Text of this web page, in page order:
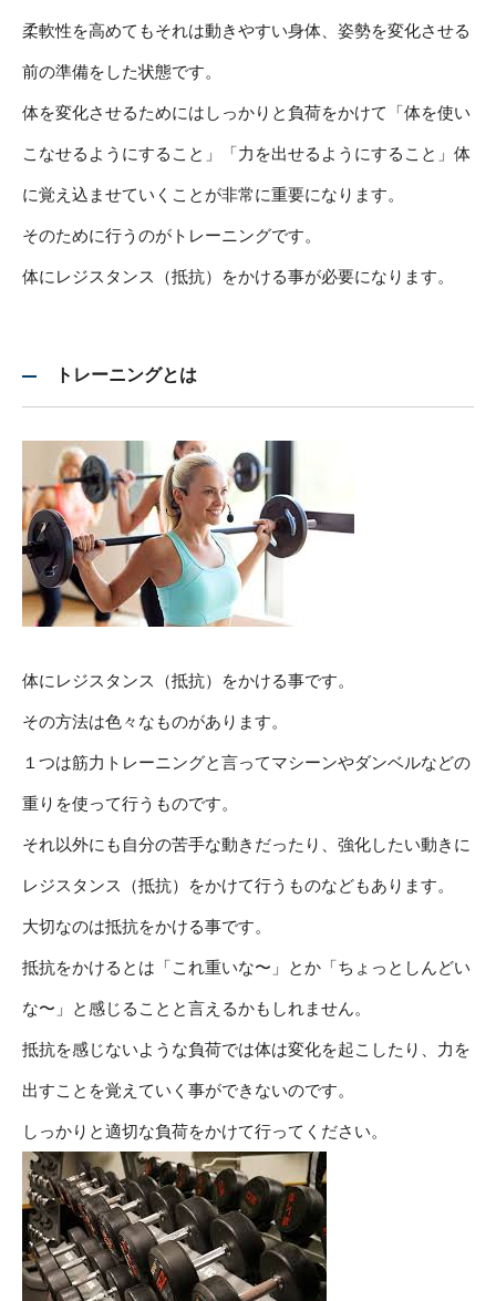
柔軟性を高めてもそれは動きやすい身体、姿勢を変化させる
前の準備をした状態です。
体を変化させるためにはしっかりと負荷をかけて「体を使い
こなせるようにすること」「力を出せるようにすること」体
に覚え込ませていくことが非常に重要になります。
そのために行うのがトレーニングです。
体にレジスタンス（抵抗）をかける事が必要になります。
トレーニングとは
体にレジスタンス（抵抗）をかける事です。
その方法は色々なものがあります。
１つは筋力トレーニングと言ってマシーンやダンベルなどの
重りを使って行うものです。
それ以外にも自分の苦手な動きだったり、強化したい動きに
レジスタンス（抵抗）をかけて行うものなどもあります。
大切なのは抵抗をかける事です。
抵抗をかけるとは「これ重いな〜」とか「ちょっとしんどい
な〜」と感じることと言えるかもしれません。
抵抗を感じないような負荷では体は変化を起こしたり、力を
出すことを覚えていく事ができないのです。
しっかりと適切な負荷をかけて行ってください。